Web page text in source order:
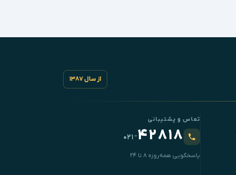
از سال ۱۳۸۷
تماس و پشتیبانی
۴۲۸۱۸-۰۲۱
پاسخگویی همه‌روزه ۸ تا ۲۴